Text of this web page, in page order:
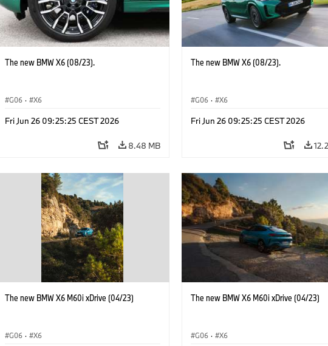
The new BMW X6 (08/23).
G06 · X6
Fri Jun 26 09:25:25 CEST 2026
8.48 MB
The new BMW X6 (08/23).
G06 · X6
Fri Jun 26 09:25:25 CEST 2026
The new BMW X6 M60i xDrive (04/23)
G06 · X6
The new BMW X6 M60i xDrive (04/23)
G06 · X6